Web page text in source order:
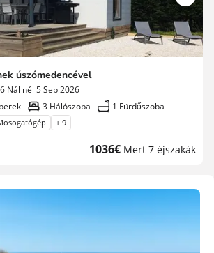
úszómedencével
Nál nél 5 Sep 2026
3 Hálószoba 1 Fürdőszoba
+ 9
Új
1036€ Mert 7 éjszakák